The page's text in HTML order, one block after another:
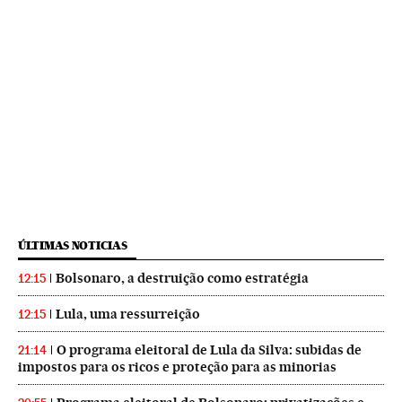
ÚLTIMAS NOTICIAS
12:15 Bolsonaro, a destruição como estratégia
12:15 Lula, uma ressurreição
21:14
O programa eleitoral de Lula da Silva: subidas de
impostos para os ricos e proteção para as minorias